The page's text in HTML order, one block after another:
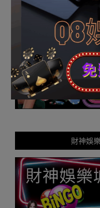
Q8娛樂
財神娛